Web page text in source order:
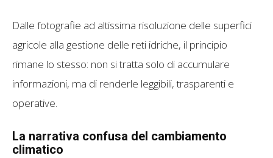
Dalle fotografie ad altissima risoluzione delle superfici
agricole alla gestione delle reti idriche, il principio
rimane lo stesso: non si tratta solo di accumulare
informazioni, ma di renderle leggibili, trasparenti e
operative.
La narrativa confusa del cambiamento
climatico